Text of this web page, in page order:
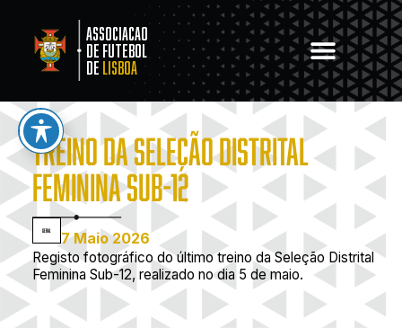
Associacao
de Futebol
de Lisboa
TREINO DA SELEÇÃO DISTRITAL
FEMININA SUB-12
Geral 7 Maio 2026
Registo fotográfico do último treino da Seleção Distrital
Feminina Sub-12, realizado no dia 5 de maio.